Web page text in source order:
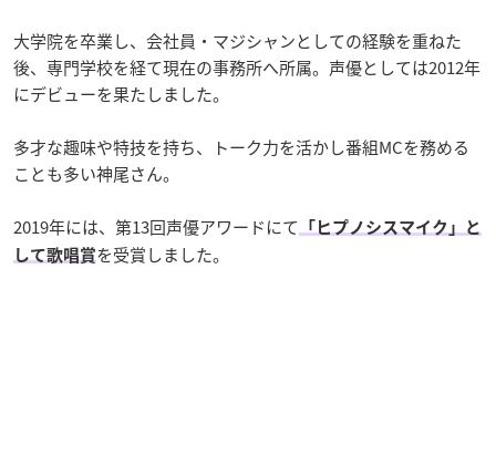
大学院を卒業し、会社員・マジシャンとしての経験を重ねた
後、専門学校を経て現在の事務所へ所属。声優としては2012年
にデビューを果たしました。
多才な趣味や特技を持ち、トーク力を活かし番組MCを務める
ことも多い神尾さん。
2019年には、第13回声優アワードにて 「ヒプノシスマイク」と
して歌唱賞を受賞しました。